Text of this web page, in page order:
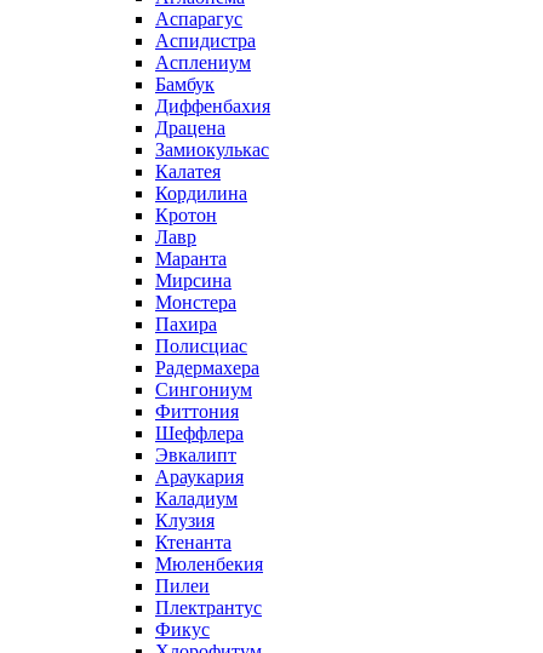
Аспарагус
Аспидистра
Асплениум
Бамбук
Диффенбахия
Драцена
Замиокулькас
Калатея
Кордилина
Кротон
Лавр
Маранта
Мирсина
Монстера
Пахира
Полисциас
Радермахера
Сингониум
Фиттония
Шеффлера
Эвкалипт
Араукария
Каладиум
Клузия
Ктенанта
Мюленбекия
Пилеи
Плектрантус
Фикус